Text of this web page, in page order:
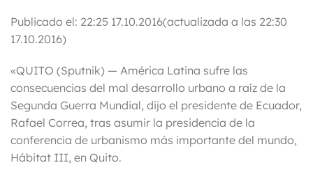
Publicado el: 22:25 17.10.2016(actualizada a las 22:30
17.10.2016)
«QUITO (Sputnik) — América Latina sufre las
consecuencias del mal desarrollo urbano a raíz de la
Segunda Guerra Mundial, dijo el presidente de Ecuador,
Rafael Correa, tras asumir la presidencia de la
conferencia de urbanismo más importante del mundo,
Hábitat III, en Quito.